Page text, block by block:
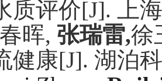
质评价[J].
上
晖, 张瑞雷,徐
健康[J]. 湖泊